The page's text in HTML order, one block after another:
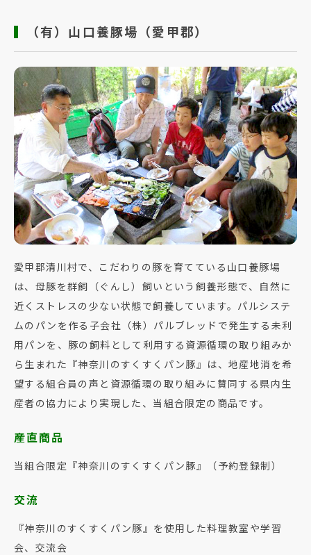
（有）山口養豚場（愛甲郡）
愛甲郡清川村で、こだわりの豚を育てている山口養豚場
は、母豚を群飼（ぐんし）飼いという飼養形態で、自然に
近くストレスの少ない状態で飼養しています。パルシステ
ムのパンを作る子会社（株）パルブレッドで発生する未利
用パンを、豚の飼料として利用する資源循環の取り組みか
ら生まれた『神奈川のすくすくパン豚』は、地産地消を希
望する組合員の声と資源循環の取り組みに賛同する県内生
産者の協力により実現した、当組合限定の商品です。
産直商品
当組合限定『神奈川のすくすくパン豚』（予約登録制）
交流
『神奈川のすくすくパン豚』を使用した料理教室や学習
会、交流会